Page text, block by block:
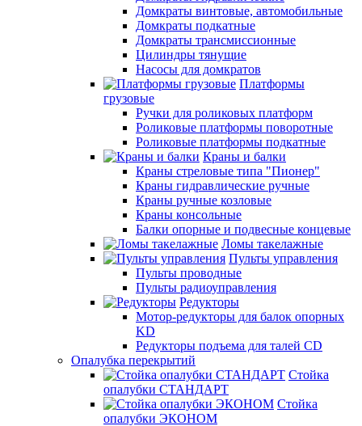
Домкраты винтовые, автомобильные
Домкраты подкатные
Домкраты трансмиссионные
Цилиндры тянущие
Насосы для домкратов
Платформы
грузовые
Ручки для роликовых платформ
Роликовые платформы поворотные
Роликовые платформы подкатные
Краны и балки
Краны стреловые типа "Пионер"
Краны гидравлические ручные
Краны ручные козловые
Краны консольные
Балки опорные и подвесные концевые
Ломы такелажные
Пульты управления
Пульты проводные
Пульты радиоуправления
Редукторы
Мотор-редукторы для балок опорных
KD
Редукторы подъема для талей CD
Опалубка перекрытий
Стойка
опалубки СТАНДАРТ
Стойка
опалубки ЭКОНОМ